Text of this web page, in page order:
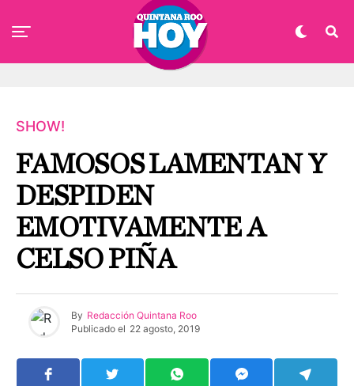
SHOW!
FAMOSOS LAMENTAN Y
DESPIDEN
EMOTIVAMENTE A
CELSO PIÑA
By Redacción Quintana Roo
Publicado el 22 agosto, 2019